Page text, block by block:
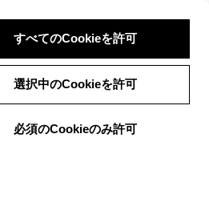
すべてのCookieを許可
選択中のCookieを許可
必須のCookieのみ許可
ログイン 検索 メニュー
メニュー